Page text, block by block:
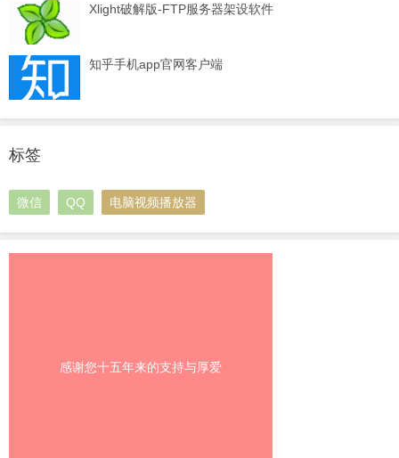
Xlight破解版-FTP服务器架设软件
知乎手机app官网客户端
标签
微信 QQ 电脑视频播放器
感谢您十五年来的支持与厚爱